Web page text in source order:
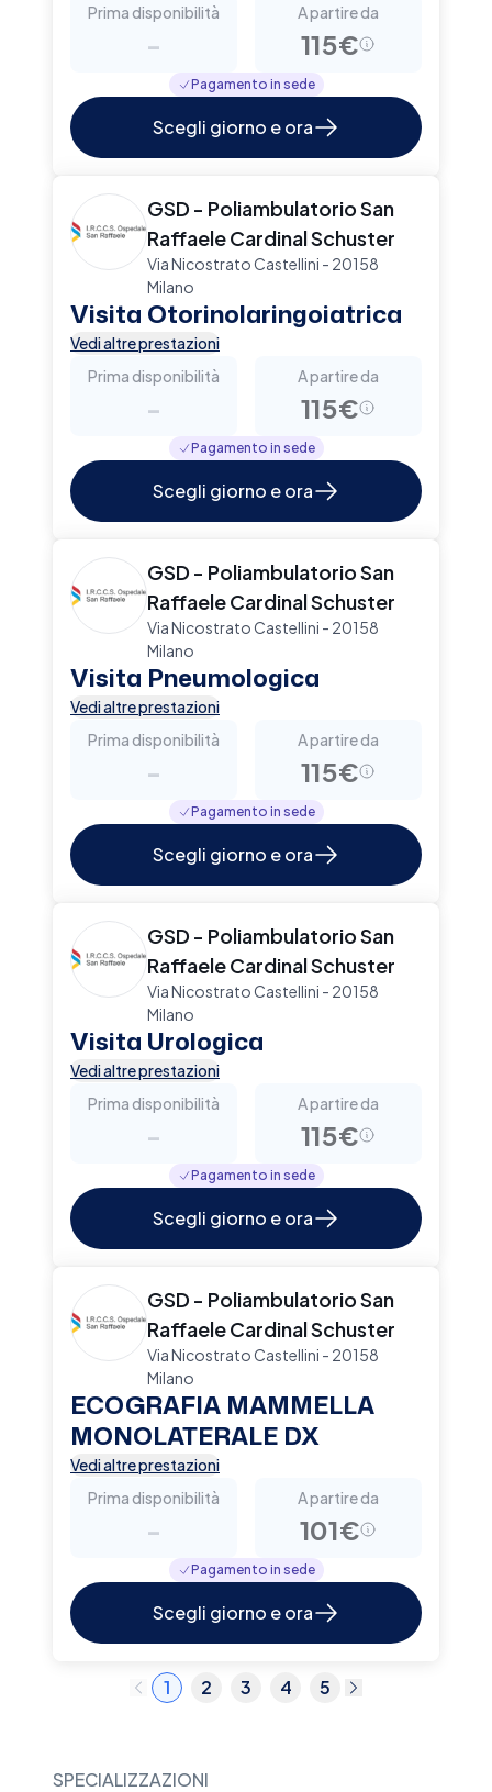
Prima disponibilità
-
A partire da
115€
Pagamento in sede
Scegli giorno e ora
GSD - Poliambulatorio San
Raffaele Cardinal Schuster
Via Nicostrato Castellini - 20158
Milano
Visita Otorinolaringoiatrica
Vedi altre prestazioni
Prima disponibilità
-
A partire da
115€
Pagamento in sede
Scegli giorno e ora
GSD - Poliambulatorio San
Raffaele Cardinal Schuster
Via Nicostrato Castellini - 20158
Milano
Visita Pneumologica
Vedi altre prestazioni
Prima disponibilità
-
A partire da
115€
Pagamento in sede
Scegli giorno e ora
GSD - Poliambulatorio San
Raffaele Cardinal Schuster
Via Nicostrato Castellini - 20158
Milano
Visita Urologica
Vedi altre prestazioni
Prima disponibilità
-
A partire da
115€
Pagamento in sede
Scegli giorno e ora
GSD - Poliambulatorio San
Raffaele Cardinal Schuster
Via Nicostrato Castellini - 20158
Milano
ECOGRAFIA MAMMELLA
MONOLATERALE DX
Vedi altre prestazioni
Prima disponibilità
-
A partire da
101€
Pagamento in sede
Scegli giorno e ora
1 2 3 4 5
SPECIALIZZAZIONI